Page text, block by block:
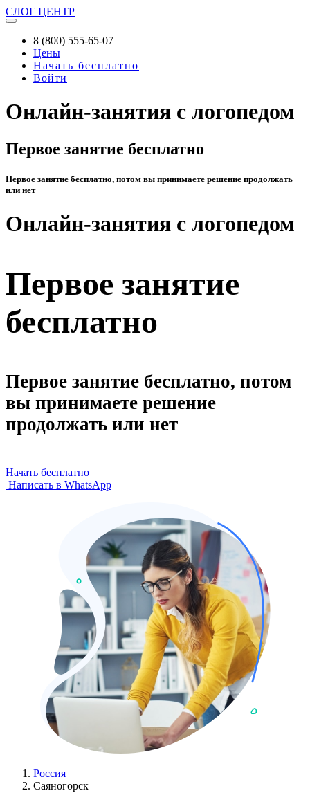
СЛОГ ЦЕНТР
8 (800) 555-65-07
Цены
Начать бесплатно
Войти
Онлайн-занятия с логопедом
Первое занятие бесплатно
Первое занятие бесплатно, потом вы принимаете решение продолжать
или нет
Онлайн-занятия с логопедом
Первое занятие
бесплатно
Первое занятие бесплатно, потом
вы принимаете решение
продолжать или нет
Начать бесплатно
Написать в WhatsApp
Россия
Саяногорск